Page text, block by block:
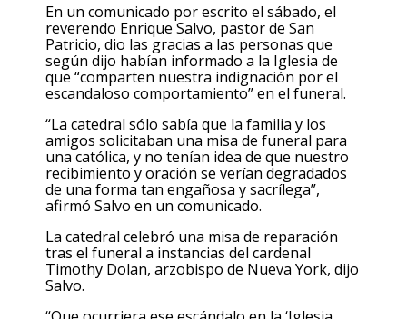
En un comunicado por escrito el sábado, el
reverendo Enrique Salvo, pastor de San
Patricio, dio las gracias a las personas que
según dijo habían informado a la Iglesia de
que “comparten nuestra indignación por el
escandaloso comportamiento” en el funeral.
“La catedral sólo sabía que la familia y los
amigos solicitaban una misa de funeral para
una católica, y no tenían idea de que nuestro
recibimiento y oración se verían degradados
de una forma tan engañosa y sacrílega”,
afirmó Salvo en un comunicado.
La catedral celebró una misa de reparación
tras el funeral a instancias del cardenal
Timothy Dolan, arzobispo de Nueva York, dijo
Salvo.